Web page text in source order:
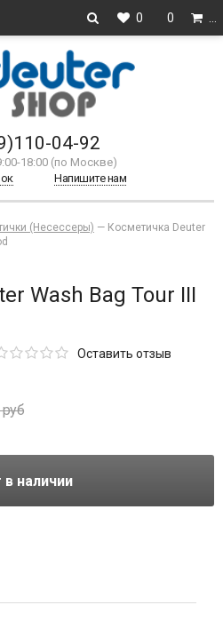
0 0
04-92
18:00 (по Москве)
Напишите нам
(Несессеры) — Косметичка Deuter
Wash Bag Tour III
Оставить отзыв
в наличии